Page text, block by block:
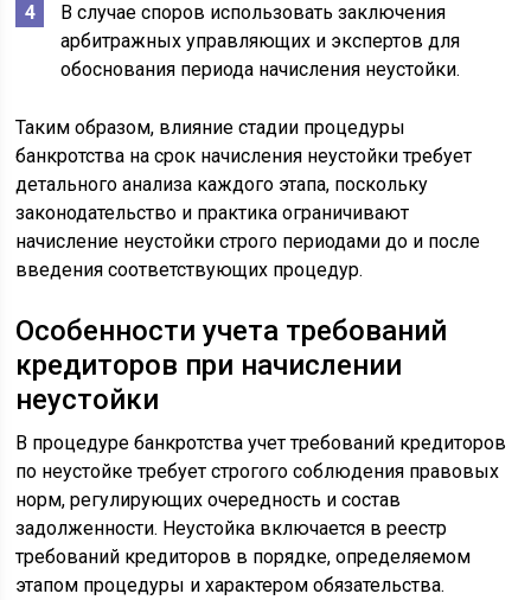
В случае споров использовать заключения
арбитражных управляющих и экспертов для
обоснования периода начисления неустойки.
Таким образом, влияние стадии процедуры
банкротства на срок начисления неустойки требует
детального анализа каждого этапа, поскольку
законодательство и практика ограничивают
начисление неустойки строго периодами до и после
введения соответствующих процедур.
Особенности учета требований
кредиторов при начислении
неустойки
В процедуре банкротства учет требований кредиторов
по неустойке требует строгого соблюдения правовых
норм, регулирующих очередность и состав
задолженности. Неустойка включается в реестр
требований кредиторов в порядке, определяемом
этапом процедуры и характером обязательства.